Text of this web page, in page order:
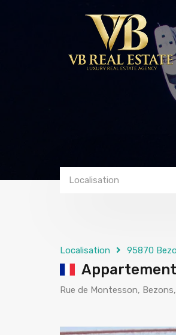
Localisation
Localisation 95870
Rue de Montesson,